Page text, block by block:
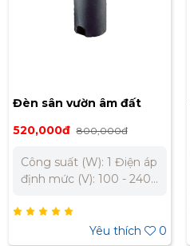
Trọng lượng: 1.3 kg Chất
liệu: Nhôm đúc màu
Đèn sân vườn âm đất
ngoài trời Nanoco 1W
520,000đ 800,000đ
Công suất (W): 1 Điện áp
định mức (V): 100 - 240 /
L67xW67xH117 Kích
thước khoét lỗ (mm):
Yêu thích 0